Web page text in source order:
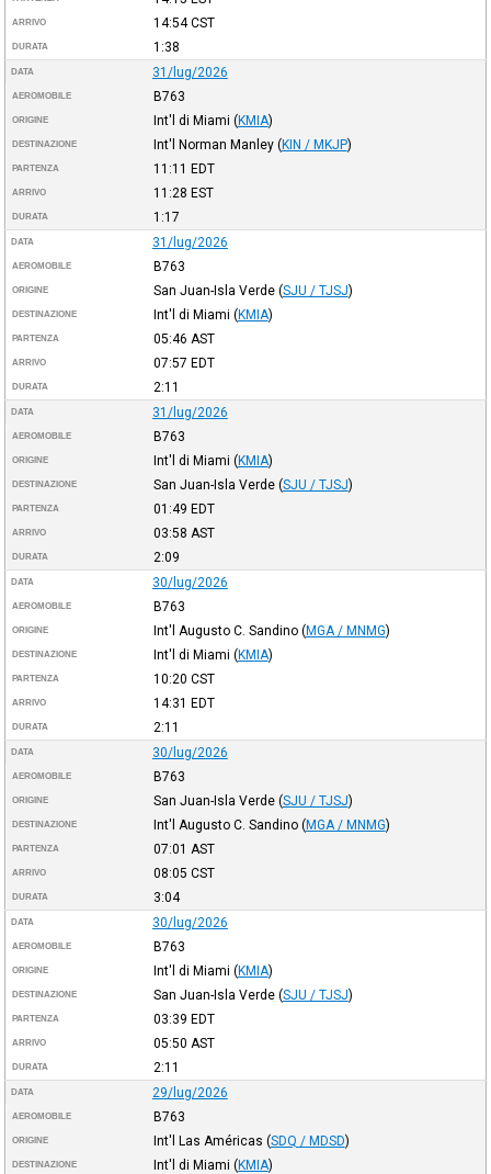
ARRIVO 14:54CST
DURATA 1:38
DATA 31/lug/2026
AEROMOBILE B763
ORIGINE Int'l di Miami (KMIA)
DESTINAZIONE Int'l Norman Manley (KIN / MKJP)
PARTENZA 11:11 EDT
ARRIVO 11:28 EST
DURATA 1:17
DATA 31/lug/2026
AEROMOBILE B763
ORIGINE San Juan-Isla Verde (SJU / TJSJ)
DESTINAZIONE Int'l di Miami (KMIA)
PARTENZA 05:46 AST
ARRIVO 07:57 EDT
DURATA 2:11
DATA 31/lug/2026
AEROMOBILE B763
ORIGINE Int'l di Miami (KMIA)
DESTINAZIONE San Juan-Isla Verde (SJU / TJSJ)
PARTENZA 01:49 EDT
ARRIVO 03:58 AST
DURATA 2:09
DATA 30/lug/2026
AEROMOBILE B763
ORIGINE Int'l Augusto C. Sandino (MGA / MNMG)
DESTINAZIONE Int'l di Miami (KMIA)
PARTENZA 10:20 CST
ARRIVO 14:31 EDT
DURATA 2:11
DATA 30/lug/2026
AEROMOBILE B763
ORIGINE San Juan-Isla Verde (SJU / TJSJ)
DESTINAZIONE Int'l Augusto C. Sandino (MGA / MNMG)
PARTENZA 07:01 AST
ARRIVO 08:05 CST
DURATA 3:04
DATA 30/lug/2026
AEROMOBILE B763
ORIGINE Int'l di Miami (KMIA)
DESTINAZIONE San Juan-Isla Verde (SJU / TJSJ)
PARTENZA 03:39 EDT
ARRIVO 05:50 AST
DURATA 2:11
DATA 29/lug/2026
AEROMOBILE B763
ORIGINE Int'l Las Américas (SDQ / MDSD)
DESTINAZIONE Int'l di Miami (KMIA)